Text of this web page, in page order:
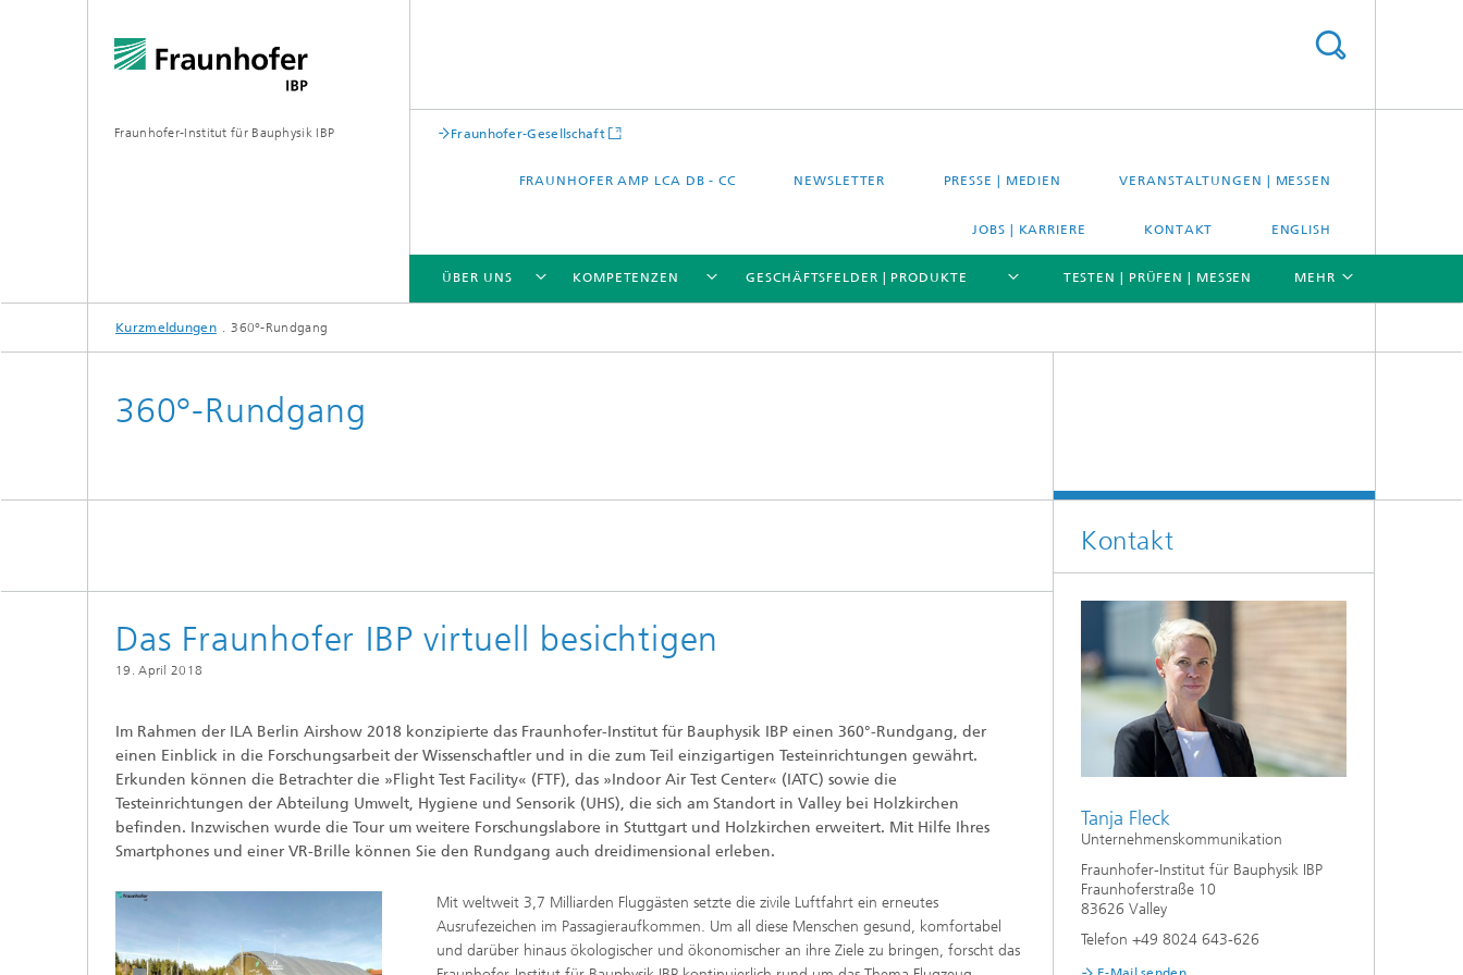
Fraunhofer-Institut für Bauphysik IBP Fraunhofer-Gesellschaft
FRAUNHOFER AMP LCA DB - CC NEWSLETTER PRESSE | MEDIEN VERANSTALTUNGEN | MESSEN
JOBS | KARRIERE KONTAKT ENGLISH
ÜBER UNS
ÜBER UNS
®
KOMPETENZEN
KOMPETENZEN
Digitale und nachhaltige Akustik
Musikalische und Photoakustik
Urbane und Architekturakustik
Evaluierung und Demonstration
und Simulation
Werkstoffe und Produktsysteme
Stewardship
Klimasimulation und
Markttechnische Umsetzung
Aktuelle Forschungsthemen
Material und Schadensfälle im
Bauprozess
Spurenanalytik
Verbrennungs- und
Umweltschutztechnik
Luftqualität im Innenraum
GESCHÄFTSFELDER | PRODUKTE
GESCHÄFTSFELDER | PRODUKTE
TESTEN | PRÜFEN | MESSEN MEHR
Kurzmeldungen 360°-Rundgang
360°-Rundgang
Das Fraunhofer IBP virtuell besichtigen
19. April 2018
Im Rahmen der ILA Berlin Airshow 2018 konzipierte das Fraunhofer-Institut für Bauphysik IBP einen 360°-Rundgang, der
einen Einblick in die Forschungsarbeit der Wissenschaftler und in die zum Teil einzigartigen Testeinrichtungen gewährt.
Erkunden können die Betrachter die »Flight Test Facility« (FTF), das »Indoor Air Test Center« (IATC) sowie die
Testeinrichtungen der Abteilung Umwelt, Hygiene und Sensorik (UHS), die sich am Standort in Valley bei Holzkirchen
befinden. Inzwischen wurde die Tour um weitere Forschungslabore in Stuttgart und Holzkirchen erweitert. Mit Hilfe Ihres
Smartphones und einer VR-Brille können Sie den Rundgang auch dreidimensional erleben.
Mit weltweit 3,7 Milliarden Fluggästen setzte die zivile Luftfahrt ein erneutes
Ausrufezeichen im Passagieraufkommen. Um all diese Menschen gesund, komfortabel
und darüber hinaus ökologischer und ökonomischer an ihre Ziele zu bringen, forscht das
Kontakt
Tanja Fleck
Unternehmenskommunikation
Fraunhofer-Institut für Bauphysik IBP
Fraunhoferstraße 10
83626 Valley
Telefon +49 8024 643-626